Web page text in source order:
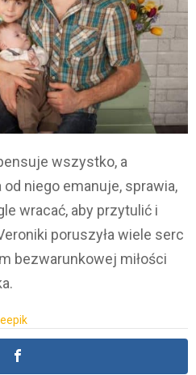
wszystko, a
niego emanuje, sprawia,
wracać, aby przytulić i
poruszyła wiele serc
bezwarunkowej miłości